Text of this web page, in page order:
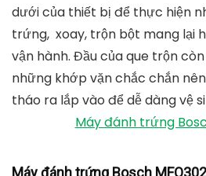
Ngoài ra, mỗi máy cũng sẽ đi
trứng và trộn bột được làm từ
dụng. Que đánh còn được thiết